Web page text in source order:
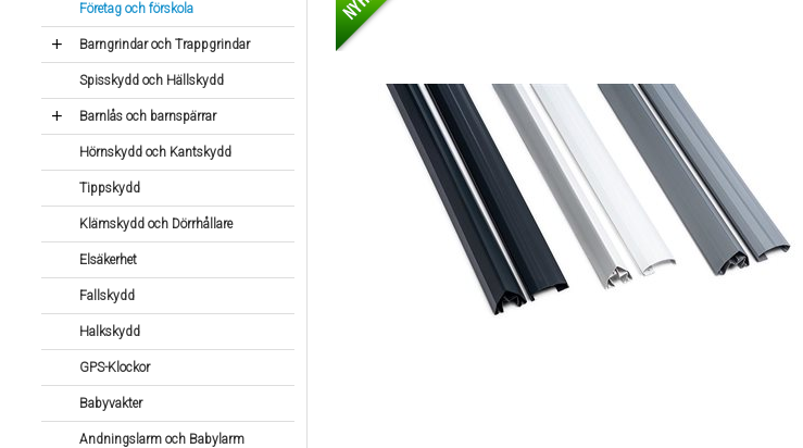
Företag och förskola
Barngrindar och Trappgrindar
Spisskydd och Hällskydd
Barnlås och barnspärrar
Hörnskydd och Kantskydd
Tippskydd
Klämskydd och Dörrhållare
Elsäkerhet
Fallskydd
Halkskydd
GPS-Klockor
Babyvakter
Andningslarm och Babylarm